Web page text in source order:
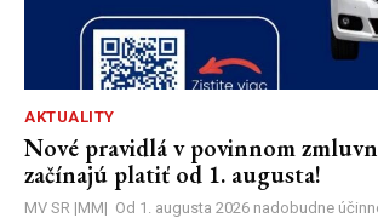
AKTUALITY
Nové pravidlá v povinnom
začínajú platiť od 1. augusta!
MV SR |MM| Od 1. augusta 2026 nadobudne